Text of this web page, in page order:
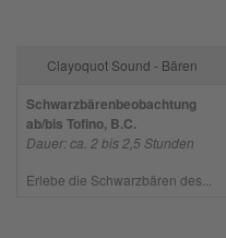
Clayoquot Sound - Bären
Schwarzbärenbeobachtung
ab/bis Tofino, B.C.
Dauer: ca. 2 bis 2,5 Stunden
Erlebe die Schwarzbären des...